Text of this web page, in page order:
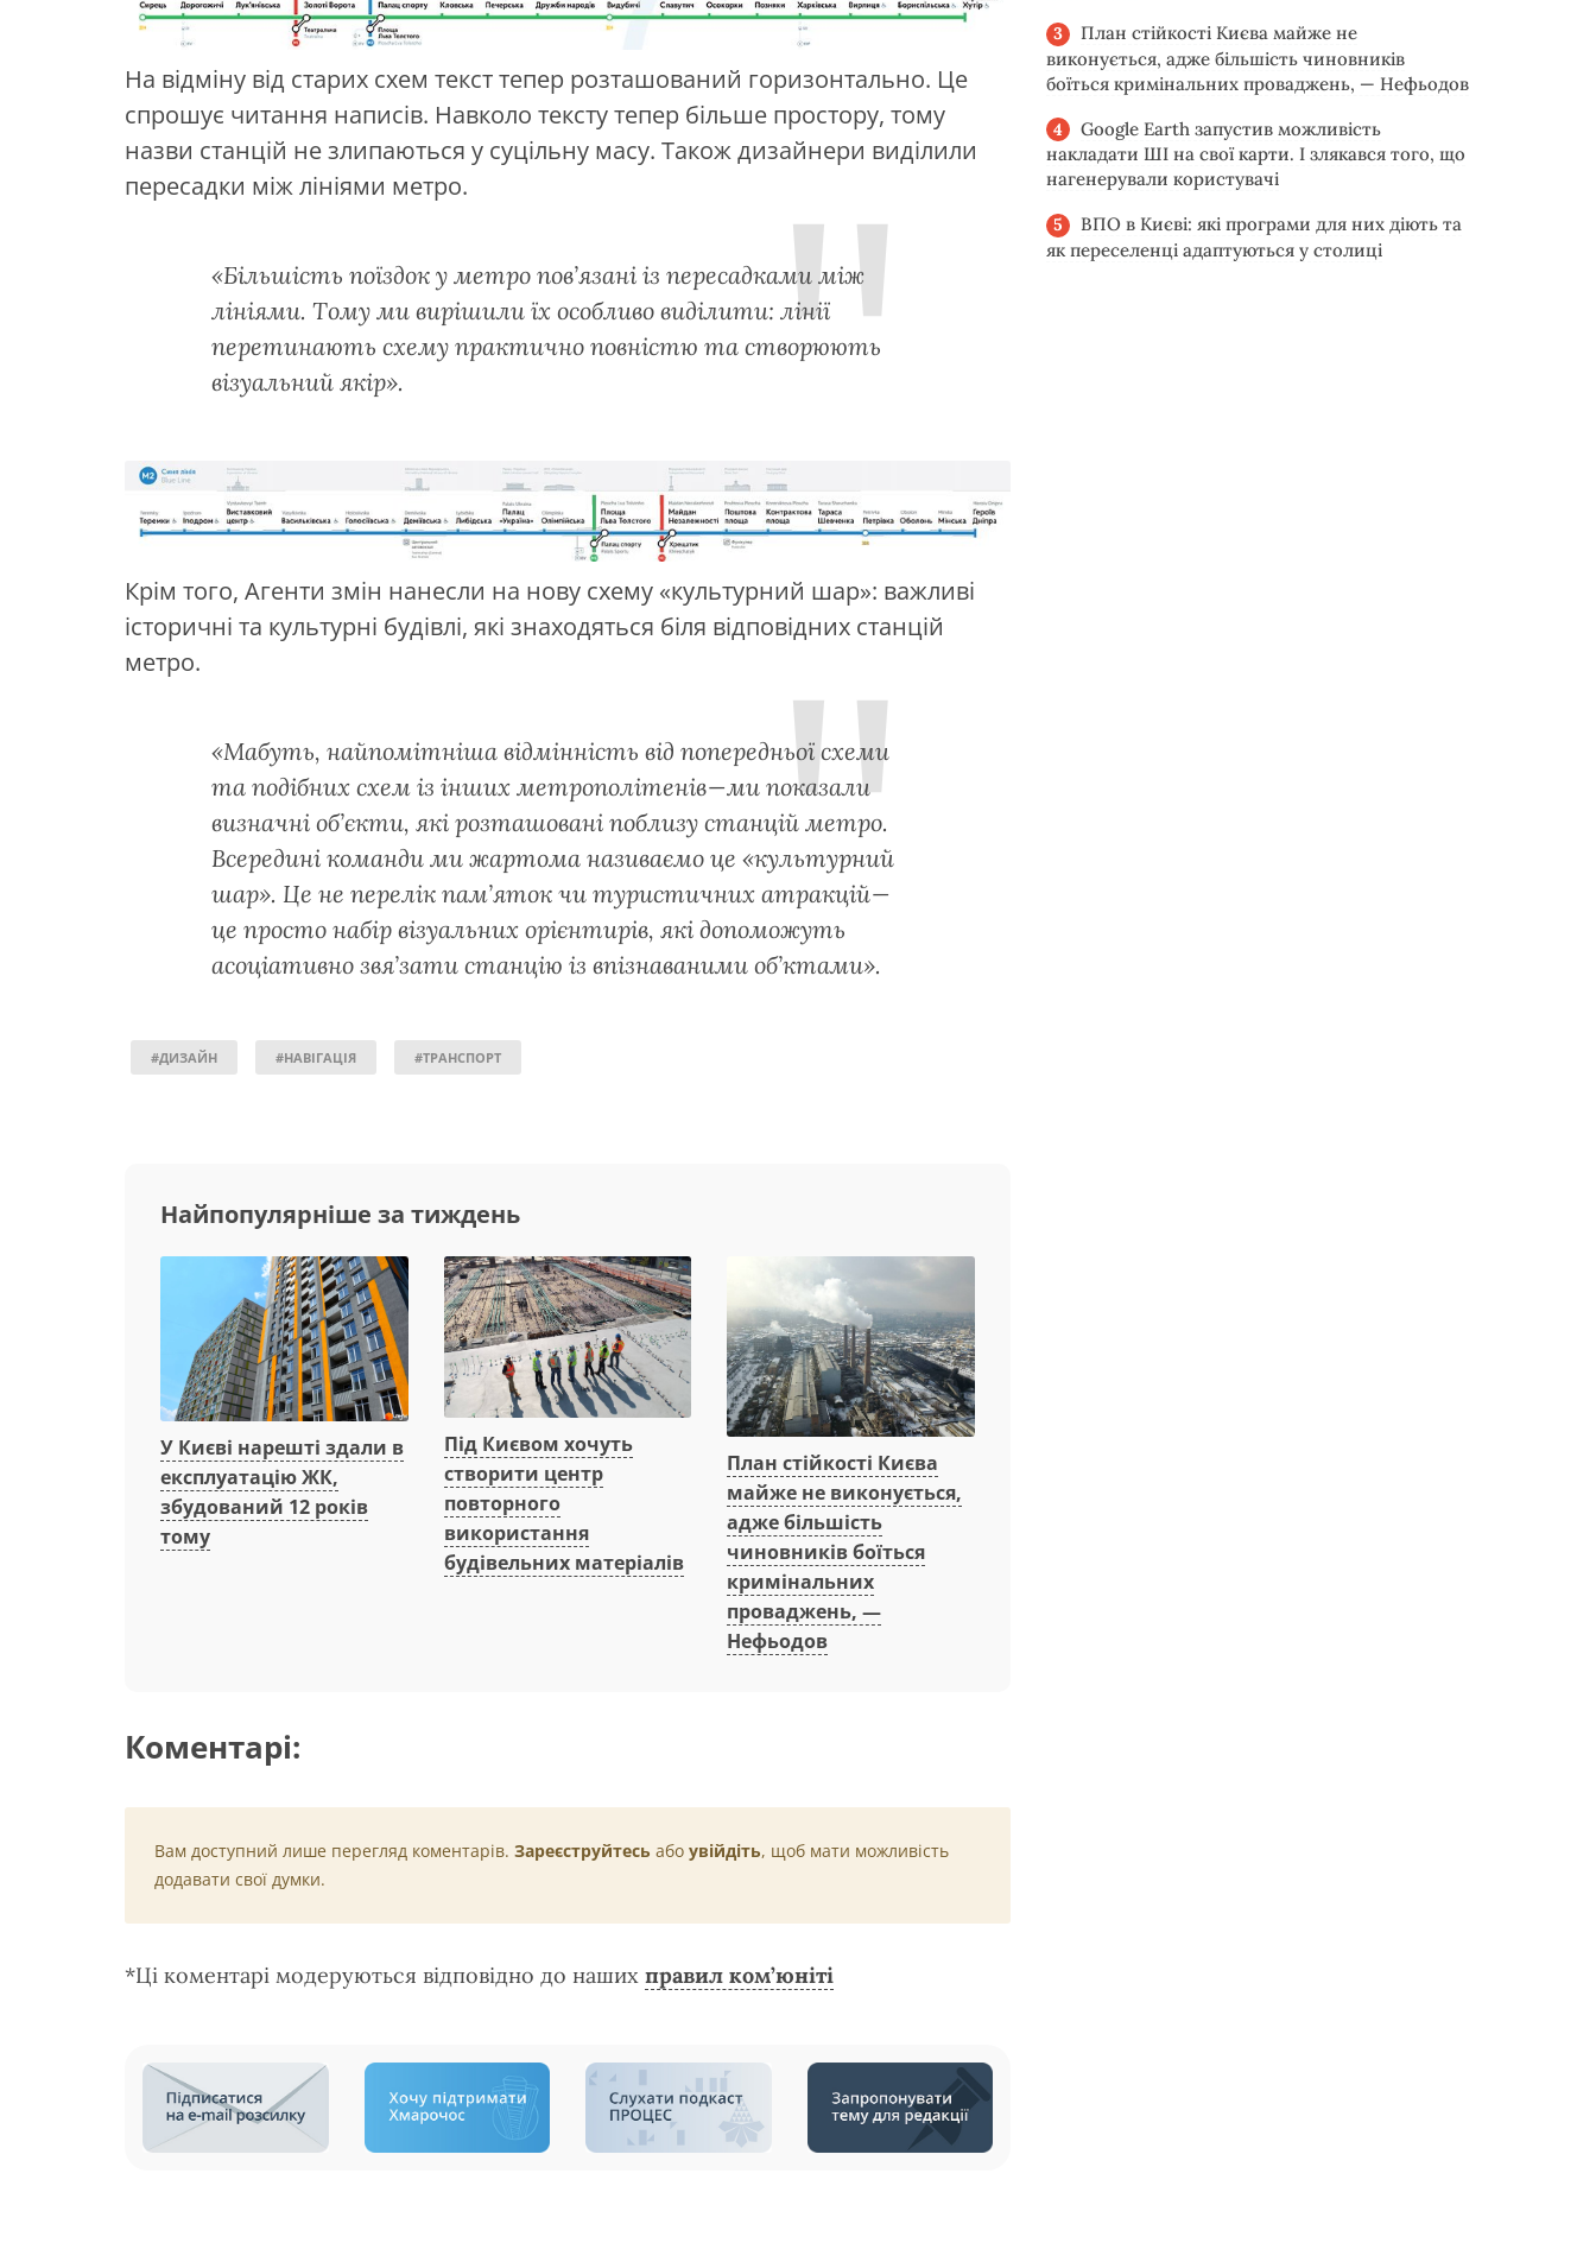
На відміну від старих схем текст тепер розташований горизонтально. Це
спрошує читання написів. Навколо тексту тепер більше простору, тому
назви станцій не злипаються у суцільну масу. Також дизайнери виділили
пересадки між лініями метро.
«Більшість поїздок у метро пов’язані із пересадками між
лініями. Тому ми вирішили їх особливо виділити: лінії
перетинають схему практично повністю та створюють
візуальний якір».
Крім того, Агенти змін нанесли на нову схему «культурний шар»: важливі
історичні та культурні будівлі, які знаходяться біля відповідних станцій
метро.
«Мабуть, найпомітніша відмінність від попередньої схеми
та подібних схем із інших метрополітенів — ми показали
визначні об’єкти, які розташовані поблизу станцій метро.
Всередині команди ми жартома називаємо це «культурний
шар». Це не перелік пам’яток чи туристичних атракцій —
це просто набір візуальних орієнтирів, які допоможуть
асоціативно звя’зати станцію із впізнаваними об’ктами».
#ДИЗАЙН #НАВІГАЦІЯ #ТРАНСПОРТ
Найпопулярніше за тиждень
У Києві нарешті здали в
експлуатацію ЖК,
збудований 12 років
тому
Під Києвом хочуть
створити центр
повторного
використання
будівельних матеріалів
План стійкості Києва
майже не виконується,
адже більшість
чиновників боїться
кримінальних
проваджень, —
Нефьодов
Коментарі:
Вам доступний лише перегляд коментарів. Зареєструйтесь або увійдіть, щоб мати можливість
додавати свої думки.
*Ці коментарі модеруються відповідно до наших правил ком’юніті
План стійкості Києва майже не
виконується, адже більшість чиновників
боїться кримінальних проваджень, — Нефьодов
Google Earth запустив можливість
накладати ШІ на свої карти. І злякався того, що
нагенерували користувачі
ВПО в Києві: які програми для них діють та
як переселенці адаптуються у столиці